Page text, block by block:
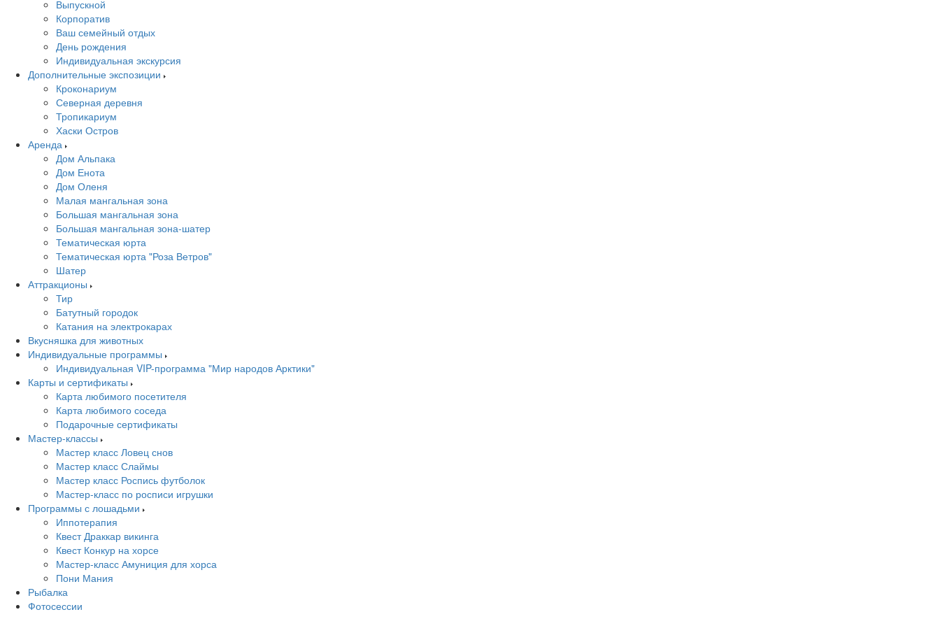
Выпускной
Корпоратив
Ваш семейный отдых
День рождения
Индивидуальная экскурсия
Дополнительные экспозиции
Кроконариум
Северная деревня
Тропикариум
Хаски Остров
Аренда
Дом Альпака
Дом Енота
Дом Оленя
Малая мангальная зона
Большая мангальная зона
Большая мангальная зона-шатер
Тематическая юрта
Тематическая юрта "Роза Ветров"
Шатер
Аттракционы
Тир
Батутный городок
Катания на электрокарах
Вкусняшка для животных
Индивидуальные программы
Индивидуальная VIP-программа "Мир народов Арктики"
Карты и сертификаты
Карта любимого посетителя
Карта любимого соседа
Подарочные сертификаты
Мастер-классы
Мастер класс Ловец снов
Мастер класс Слаймы
Мастер класс Роспись футболок
Мастер-класс по росписи игрушки
Программы с лошадьми
Иппотерапия
Квест Драккар викинга
Квест Конкур на хорсе
Мастер-класс Амуниция для хорса
Пони Мания
Рыбалка
Фотосессии